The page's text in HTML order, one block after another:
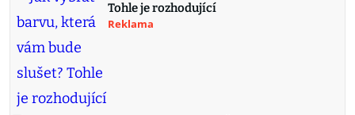
Tohle je rozhodující
Reklama